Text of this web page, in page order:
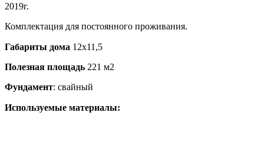
2019г.
Комплектация для постоянного проживания.
Габариты дома 12х11,5⠀⠀⠀⠀⠀⠀
Полезная площадь 221 м2
Фундамент: свайный
Используемые материалы: